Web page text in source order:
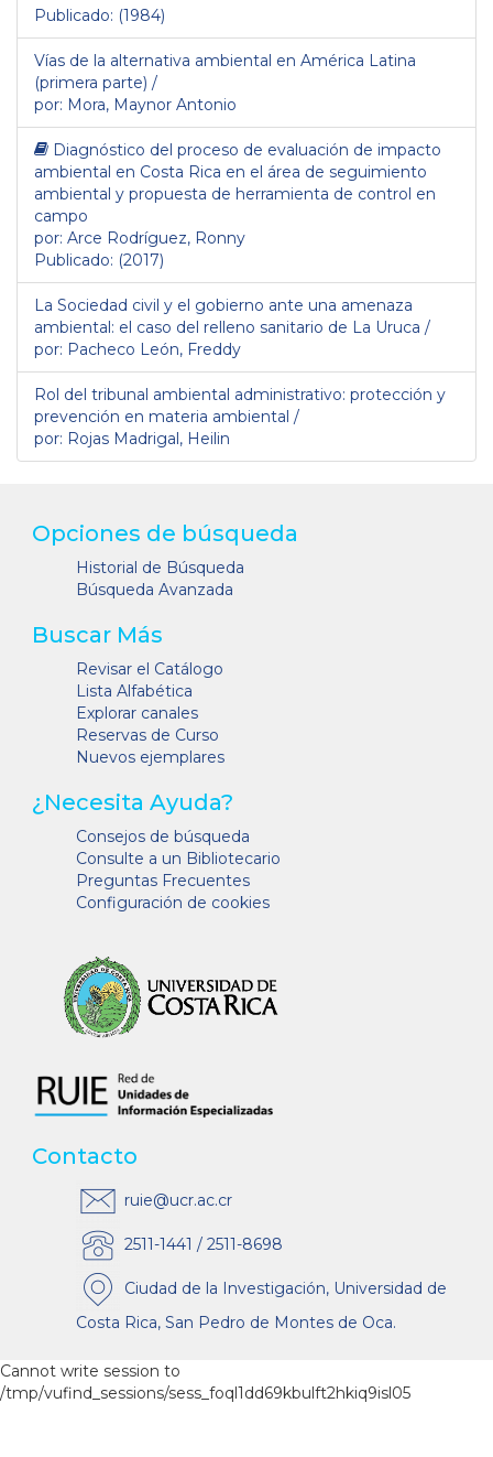
Publicado: (1984)
Vías de la alternativa ambiental en América Latina
(primera parte) /
por: Mora, Maynor Antonio
Diagnóstico del proceso de evaluación de impacto
ambiental en Costa Rica en el área de seguimiento
ambiental y propuesta de herramienta de control en
campo
por: Arce Rodríguez, Ronny
Publicado: (2017)
La Sociedad civil y el gobierno ante una amenaza
ambiental: el caso del relleno sanitario de La Uruca /
por: Pacheco León, Freddy
Rol del tribunal ambiental administrativo: protección y
prevención en materia ambiental /
por: Rojas Madrigal, Heilin
Opciones de búsqueda
Historial de Búsqueda
Búsqueda Avanzada
Buscar Más
Revisar el Catálogo
Lista Alfabética
Explorar canales
Reservas de Curso
Nuevos ejemplares
¿Necesita Ayuda?
Consejos de búsqueda
Consulte a un Bibliotecario
Preguntas Frecuentes
Configuración de cookies
Contacto
ruie@ucr.ac.cr
2511-1441 / 2511-8698
Ciudad de la Investigación, Universidad de
Costa Rica, San Pedro de Montes de Oca.
Cannot write session to
/tmp/vufind_sessions/sess_foql1dd69kbulft2hkiq9isl05